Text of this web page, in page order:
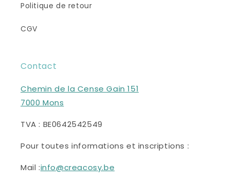
Politique de retour
CGV
Contact
Chemin de la Cense Gain 151
7000 Mons
TVA : BE0642542549
Pour toutes informations et inscriptions :
Mail :info@creacosy.be